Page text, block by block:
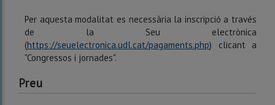
Per aquesta modalitat es necessària la inscripció a través
de la Seu electrònica
(https://seuelectronica.udl.cat/pagaments.php) clicant a
"Congressos i jornades".
Preu